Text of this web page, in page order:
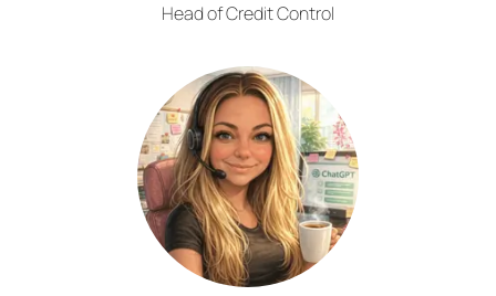
Head of Credit Control